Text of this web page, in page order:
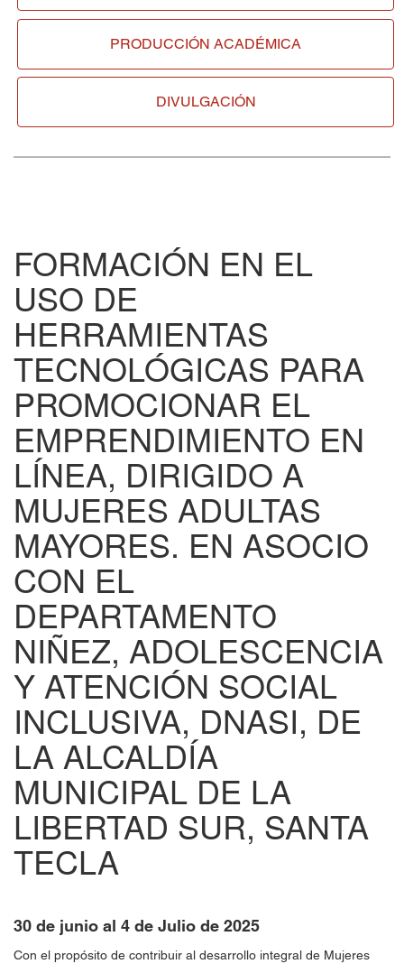
PRODUCCIÓN ACADÉMICA
DIVULGACIÓN
FORMACIÓN EN EL
USO DE
HERRAMIENTAS
TECNOLÓGICAS PARA
PROMOCIONAR EL
EMPRENDIMIENTO EN
LÍNEA, DIRIGIDO A
MUJERES ADULTAS
MAYORES. EN ASOCIO
CON EL
DEPARTAMENTO
NIÑEZ, ADOLESCENCIA
Y ATENCIÓN SOCIAL
INCLUSIVA, DNASI, DE
LA ALCALDÍA
MUNICIPAL DE LA
LIBERTAD SUR, SANTA
TECLA
30 de junio al 4 de Julio de 2025
Con el propósito de contribuir al desarrollo integral de Mujeres